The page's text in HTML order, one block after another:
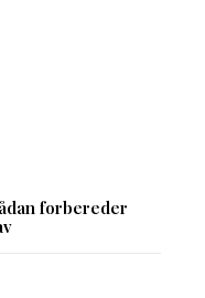
forbereder